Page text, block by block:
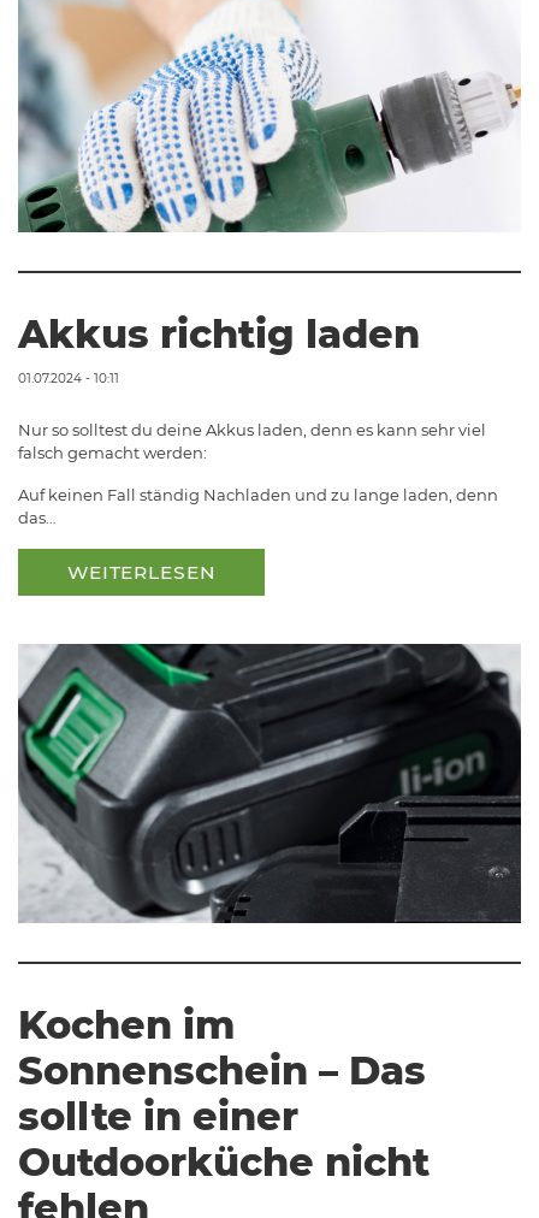
Akkus richtig laden
01.07.2024 - 10:11
Nur so solltest du deine Akkus laden, denn es kann sehr viel
falsch gemacht werden:
Auf keinen Fall ständig Nachladen und zu lange laden, denn
das…
WEITERLESEN
Kochen im
Sonnenschein – Das
sollte in einer
Outdoorküche nicht
fehlen